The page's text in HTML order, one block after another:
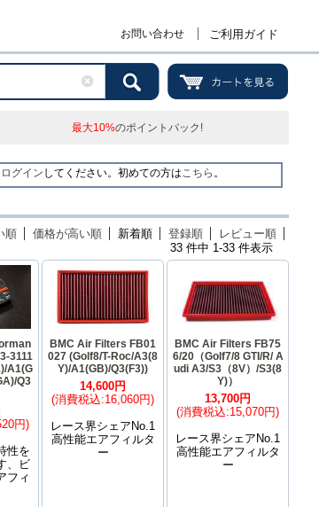
お問い合わせ ご利用ガイド
最大10%のポイントバック!
ログイン してください。初めての方はこちら 。
順 価格が高い順 新着順 登録順
レビュー順
33 件中 1-33 件表示
3111
A1(G
Q3
円)
性を
、ビ
フィ
BMC Air Filters FB01
027 (Golf8/T-Roc/A3(8
Y)/A1(GB)/Q3(F3))
14,600円
(消費税込:16,060円)
レース界シェアNo.1
高性能エアフィルタ
ー
BMC Air Filters FB75
6/20（Golf7/8 GTI/R/ A
udi A3/S3（8V）/S3(8
Y)）
13,700円
(消費税込:15,070円)
レース界シェアNo.1
高性能エアフィルタ
ー